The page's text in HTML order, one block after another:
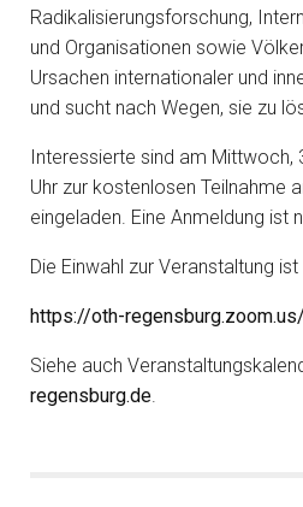
Radikalisierungsforschung,
und Organisationen sowie
Ursachen internationaler und
und sucht nach Wegen, sie zu
Interessierte sind am Mittwoch,
Uhr zur kostenlosen Teilnahme
eingeladen. Eine Anmeldung ist
Die Einwahl zur Veranstaltung
https://oth-
Siehe auch
regensburg.de.